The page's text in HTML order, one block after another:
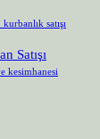
satışı
Satışı
kesimhanesi